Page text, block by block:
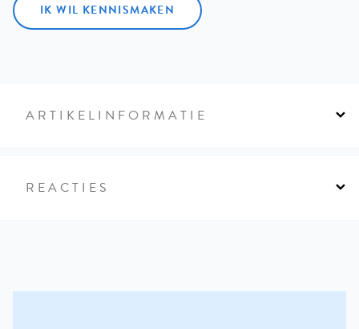
IK WIL KENNISMAKEN
ARTIKELINFORMATIE
REACTIES